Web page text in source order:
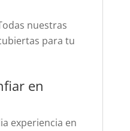
nuestras
para tu
en
experiencia en